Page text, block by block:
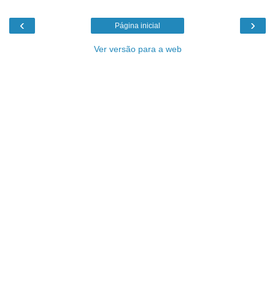
‹ ›
Página inicial
Ver versão para a web